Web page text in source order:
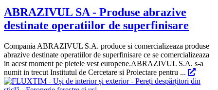
ABRAZIVUL SA - Produse abrazive
destinate operatiilor de superfinisare
Compania ABRAZIVUL S.A. produce si comercializeaza produse
abrazive destinate operatiilor de superfinisare ce se comercializeaza
in acest moment pe pietele vest europene.ABRAZIVUL S.A. s-a
numit in trecut Institutul de Cercetare si Proiectare pentru ...